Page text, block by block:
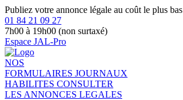
Publiez votre annonce légale au coût le plus bas
01 84 21 09 27
7h00 à 19h00 (non surtaxé)
Espace JAL-Pro
NOS
FORMULAIRES JOURNAUX
HABILITES CONSULTER
LES ANNONCES LEGALES